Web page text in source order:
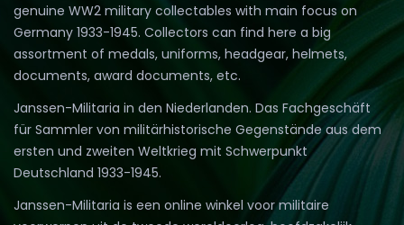
genuine WW2 military collectables with main focus on
Germany 1933-1945. Collectors can find here a big
assortment of medals, uniforms, headgear, helmets,
documents, award documents, etc.
Janssen-Militaria in den Niederlanden. Das Fachgeschäft
für Sammler von militärhistorische Gegenstände aus dem
ersten und zweiten Weltkrieg mit Schwerpunkt
Deutschland 1933-1945.
Janssen-Militaria is een online winkel voor militaire